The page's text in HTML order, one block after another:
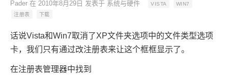
Pader 在 2010年8月29日 发表于 系统与硬件 VISTA
WIN7
注册表
下载
话说Vista和Win7取消了XP文件夹选项中的文件类型选项
卡，我们只有通过改注册表来让这个框框显示了。
在注册表管理器中找到